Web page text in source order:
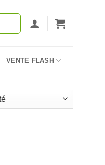
VENTE FLASH